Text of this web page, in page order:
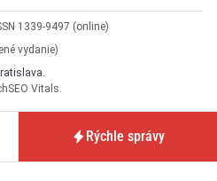
1339-9497 (online)
vydanie)
Vitals.
Rýchle správy